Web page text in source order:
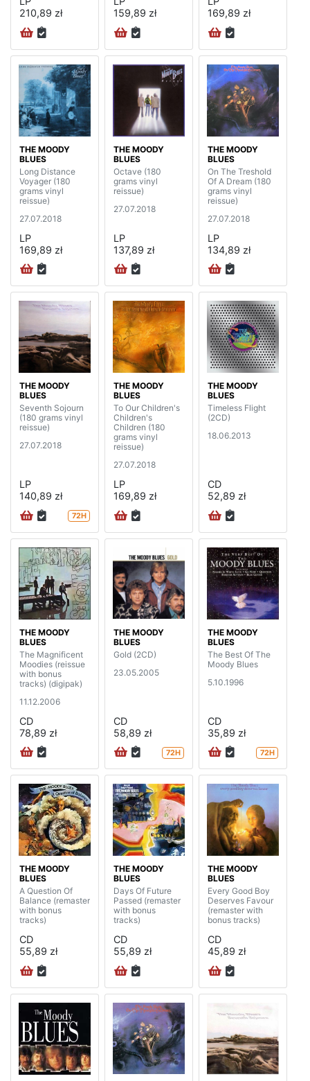
210,89 zł
159,89 zł
169,89 zł
THE MOODY
BLUES
Long Distance
Voyager (180
grams vinyl
reissue)
27.07.2018
LP
169,89 zł
THE MOODY
BLUES
Octave (180
grams vinyl
reissue)
27.07.2018
LP
137,89 zł
THE MOODY
BLUES
On The Treshold
Of A Dream (180
grams vinyl
reissue)
27.07.2018
LP
134,89 zł
THE MOODY
BLUES
Seventh Sojourn
(180 grams vinyl
reissue)
27.07.2018
LP
140,89 zł
72H
THE MOODY
BLUES
To Our Children's
Children's
Children (180
grams vinyl
reissue)
27.07.2018
LP
169,89 zł
THE MOODY
BLUES
Timeless Flight
(2CD)
18.06.2013
CD
52,89 zł
THE MOODY
BLUES
The Magnificent
Moodies (reissue
with bonus
tracks) (digipak)
11.12.2006
CD
78,89 zł
THE MOODY
BLUES
Gold (2CD)
23.05.2005
CD
58,89 zł
72H
THE MOODY
BLUES
The Best Of The
Moody Blues
5.10.1996
CD
35,89 zł
72H
THE MOODY
BLUES
A Question Of
Balance (remaster
with bonus
tracks)
CD
55,89 zł
THE MOODY
BLUES
Days Of Future
Passed (remaster
with bonus
tracks)
CD
55,89 zł
THE MOODY
BLUES
Every Good Boy
Deserves Favour
(remaster with
bonus tracks)
CD
45,89 zł